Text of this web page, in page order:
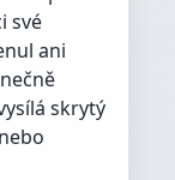
své
ani
skrytý